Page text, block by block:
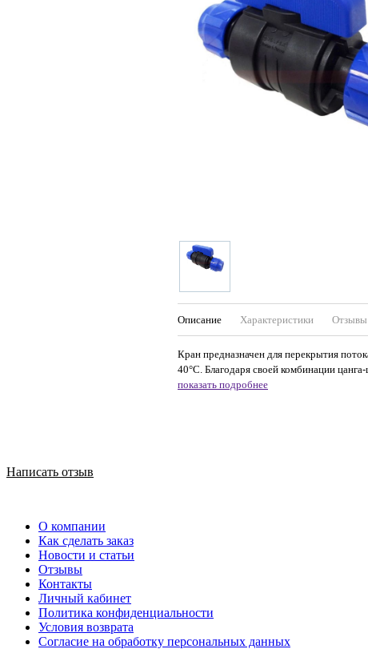
Описание Характеристики Отзывы
Кран предназначен для перекрытия
40°С. Благодаря своей комбинации цанга-
показать подробнее
Написать отзыв
О компании
Как сделать заказ
Новости и статьи
Отзывы
Контакты
Личный кабинет
Политика конфиденциальности
Условия возврата
Согласие на обработку персональных данных